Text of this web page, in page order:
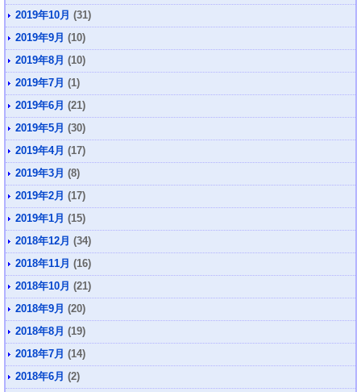
2019年10月 (31)
2019年9月 (10)
2019年8月 (10)
2019年7月 (1)
2019年6月 (21)
2019年5月 (30)
2019年4月 (17)
2019年3月 (8)
2019年2月 (17)
2019年1月 (15)
2018年12月 (34)
2018年11月 (16)
2018年10月 (21)
2018年9月 (20)
2018年8月 (19)
2018年7月 (14)
2018年6月 (2)